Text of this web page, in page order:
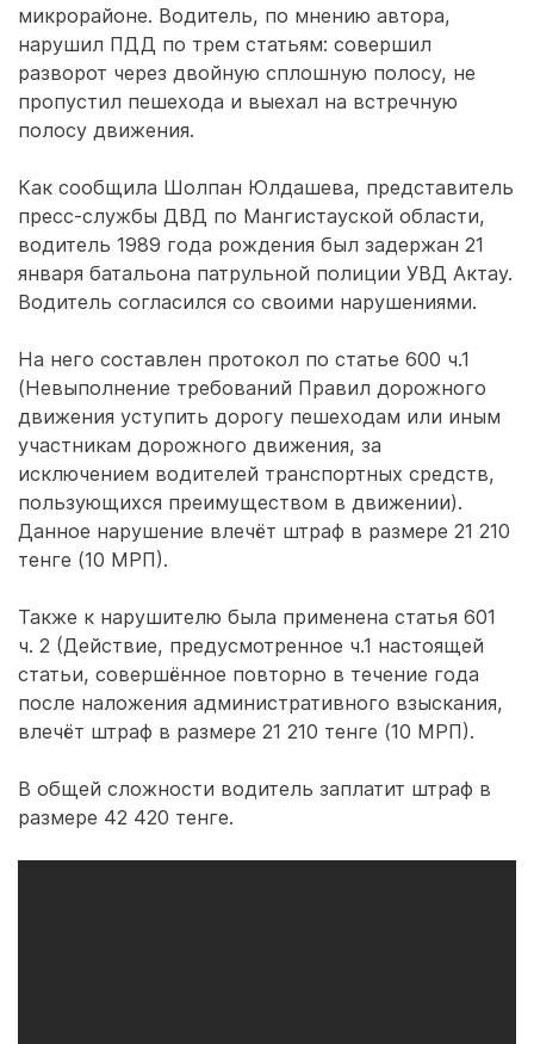
микрорайоне. Водитель, по мнению автора,
нарушил ПДД по трем статьям: совершил
разворот через двойную сплошную полосу, не
пропустил пешехода и выехал на встречную
полосу движения.
Как сообщила Шолпан Юлдашева, представитель
пресс-службы ДВД по Мангистауской области,
водитель 1989 года рождения был задержан 21
января батальона патрульной полиции УВД Актау.
Водитель согласился со своими нарушениями.
На него составлен протокол по статье 600 ч.1
(Невыполнение требований Правил дорожного
движения уступить дорогу пешеходам или иным
участникам дорожного движения, за
исключением водителей транспортных средств,
пользующихся преимуществом в движении).
Данное нарушение влечёт штраф в размере 21 210
тенге (10 МРП).
Также к нарушителю была применена статья 601
ч. 2 (Действие, предусмотренное ч.1 настоящей
статьи, совершённое повторно в течение года
после наложения административного взыскания,
влечёт штраф в размере 21 210 тенге (10 МРП).
В общей сложности водитель заплатит штраф в
размере 42 420 тенге.